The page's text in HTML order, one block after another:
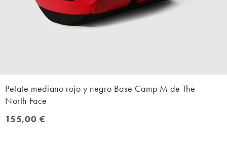
Petate mediano rojo y negro Base Camp M de The
North Face
155,00 €
155,00 €